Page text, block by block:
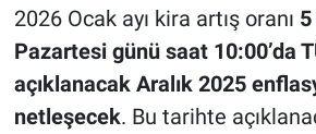
2026 Ocak ayı kira artış oranı
Pazartesi günü saat 10:00’da
açıklanacak Aralık 2025
netleşecek. Bu tarihte